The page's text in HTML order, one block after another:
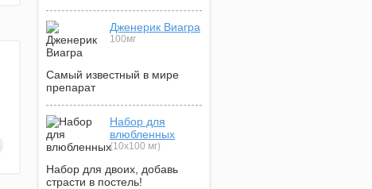
Дженерик Виагра
100мг
Самый известный в мире
препарат
Набор для
влюбленных
(10х100 мг)
Набор для двоих, добавь
страсти в постель!